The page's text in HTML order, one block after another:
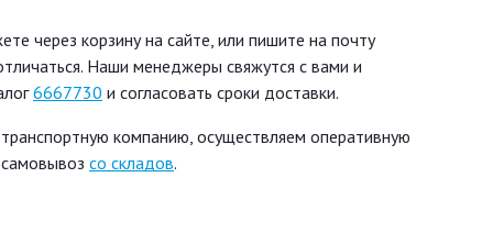
через корзину на сайте, или пишите на почту
Наши менеджеры свяжутся с вами и
6667730 и согласовать сроки доставки.
компанию, осуществляем оперативную
со складов.